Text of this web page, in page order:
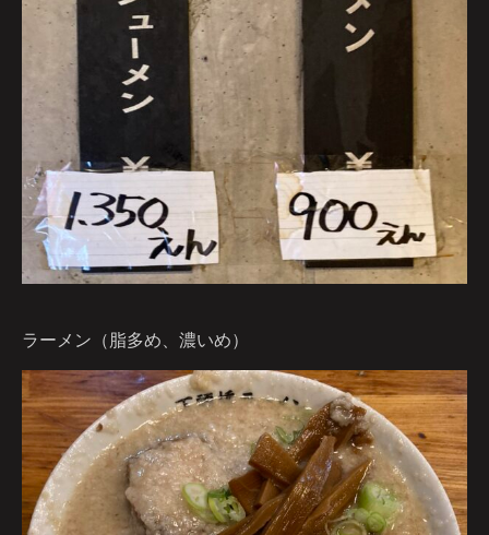
ラーメン（脂多め、濃いめ）